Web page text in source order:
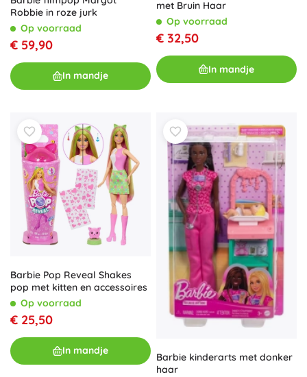
Robbie in roze jurk
Op voorraad
€ 59,90
In mandje
met Bruin Haar
Op voorraad
€ 32,50
In mandje
Barbie Pop Reveal Shakes
pop met kitten en accessoires
Op voorraad
€ 25,50
In mandje
Barbie kinderarts met donker
haar